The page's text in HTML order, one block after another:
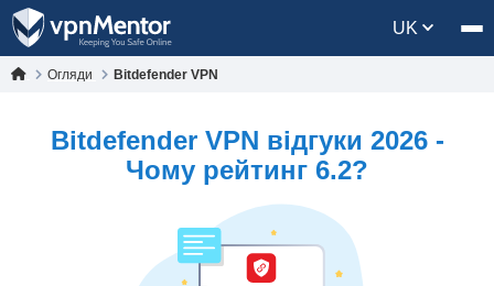
UK
Огляди Bitdefender VPN
Bitdefender VPN відгуки 2026 -
Чому рейтинг 6.2?